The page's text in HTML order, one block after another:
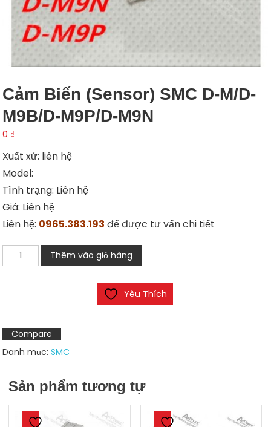
Cảm Biến (Sensor) SMC D-M/D-
M9B/D-M9P/D-M9N
0 ₫
Xuất xứ: liên hệ
Model:
Tình trạng: Liên hệ
Giá: Liên hệ
Liên hệ: 0965.383.193 để được tư vấn chi tiết
Cảm
biến
M/D-
M9B/D-
M9P/D-
số
lượng
Thêm vào giỏ hàng
Yêu Thích
Compare
Danh mục:SMC
Sản phẩm tương tự